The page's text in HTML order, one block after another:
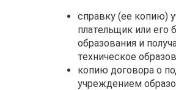
справку (ее копию)
плательщик или его
образования и
техническое
копию договора о
учреждением